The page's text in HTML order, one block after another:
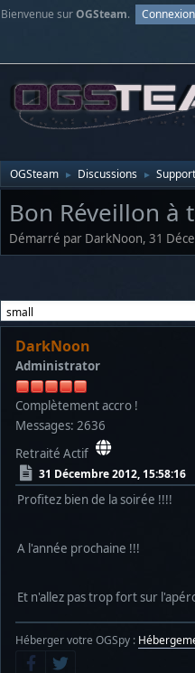
Bienvenue surOGSteam. Connexion
OGSteam ► Discussions ►
Bon Réveillon à
Démarré par DarkNoon, 31
DarkNoon
Administrator
Complètement accro !
Messages: 2636
Retraité Actif
31 Décembre 2012, 15:58:16
Profitez bien de la soirée !!!!
A l'année prochaine !!!
Et n'allez pas trop fort sur
Héberger votre OGSpy :